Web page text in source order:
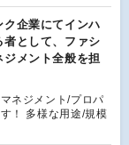
ク企業にてインハ
として、ファシ
メント全般を担
ネジメント/プロパ
！ 多様な用途/規模